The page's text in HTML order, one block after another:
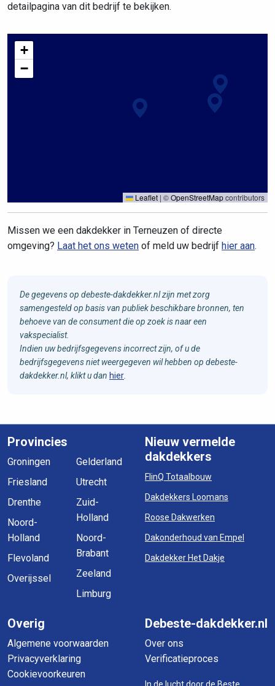
detailpagina van dit bedrijf te bekijken.
+
−
Leaflet | ©OpenStreetMapcontributors
Missen we een dakdekker in Terneuzen of directe
omgeving? Laat het ons weten of meld uw bedrijf hier aan.
De gegevens op debeste-dakdekker.nl zijn met zorg
samengesteld op basis van publiek beschikbare bronnen, ten
behoeve van de consument die op zoek is naar een
vakspecialist.
Indien uw bedrijfsgegevens incorrect zijn, of u de
bedrijfsgegevens niet weergegeven wil hebben op debeste-
dakdekker.nl, klikt u dan hier
Provincies
Groningen
Friesland
Drenthe
Noord-
Holland
Flevoland
Overijssel
Gelderland
Utrecht
Zuid-
Holland
Noord-
Brabant
Zeeland
Limburg
Nieuw vermelde
dakdekkers
FlinQ Totaalbouw
Dakdekkers Loomans
Roose Dakwerken
Dakonderhoud van Empel
Dakdekker Het Dakje
Overig
Algemene voorwaarden
Privacyverklaring
Cookievoorkeuren
Debeste-dakdekker.nl
Over ons
Verificatieproces